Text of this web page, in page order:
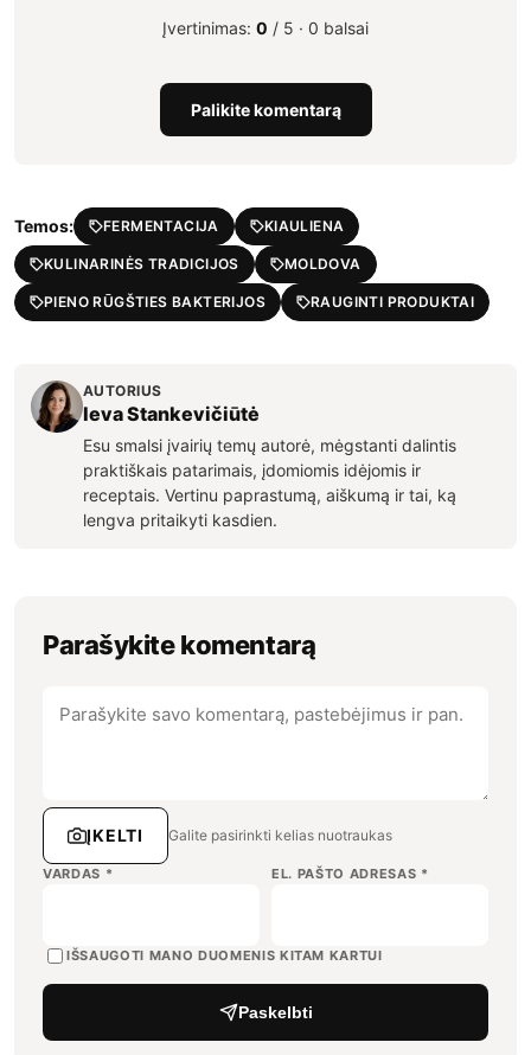
Įvertinimas: 0 / 5 · 0 balsai
Palikite komentarą
Temos: FERMENTACIJA KIAULIENA
KULINARINĖS TRADICIJOS MOLDOVA
PIENO RŪGŠTIES BAKTERIJOS RAUGINTI PRODUKTAI
AUTORIUS
Ieva Stankevičiūtė
Esu smalsi įvairių temų autorė, mėgstanti dalintis
praktiškais patarimais, įdomiomis idėjomis ir
receptais. Vertinu paprastumą, aiškumą ir tai, ką
lengva pritaikyti kasdien.
Parašykite komentarą
ĮKELTI Galite pasirinkti kelias nuotraukas
VARDAS * EL. PAŠTO ADRESAS *
IŠSAUGOTI MANO DUOMENIS KITAM KARTUI
Paskelbti